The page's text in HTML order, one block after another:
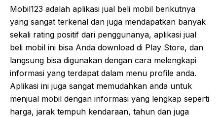
Mobil123 adalah aplikasi jual beli mobil berikutnya
yang sangat terkenal dan juga mendapatkan banyak
sekali rating positif dari penggunanya, aplikasi jual
beli mobil ini bisa Anda download di Play Store, dan
langsung bisa digunakan dengan cara melengkapi
informasi yang terdapat dalam menu profile anda.
Aplikasi ini juga sangat memudahkan anda untuk
menjual mobil dengan informasi yang lengkap seperti
harga, jarak tempuh kendaraan, tahun dan juga